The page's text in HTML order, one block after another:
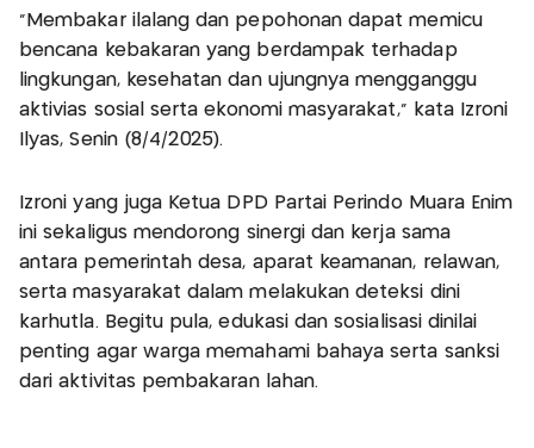
“Membakar ilalang dan pepohonan dapat memicu
bencana kebakaran yang berdampak terhadap
lingkungan, kesehatan dan ujungnya mengganggu
aktivias sosial serta ekonomi masyarakat,” kata Izroni
Ilyas, Senin (8/4/2025).
Izroni yang juga Ketua DPD Partai Perindo Muara Enim
ini sekaligus mendorong sinergi dan kerja sama
antara pemerintah desa, aparat keamanan, relawan,
serta masyarakat dalam melakukan deteksi dini
karhutla. Begitu pula, edukasi dan sosialisasi dinilai
penting agar warga memahami bahaya serta sanksi
dari aktivitas pembakaran lahan.